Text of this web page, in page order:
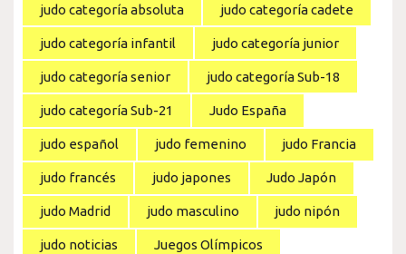
judo categoría absoluta judo categoría cadete
judo categoría infantil judo categoría junior
judo categoría senior judo categoría Sub-18
judo categoría Sub-21 Judo España
judo español judo femenino judo Francia
judo francés judo japones Judo Japón
judo Madrid judo masculino judo nipón
judo noticias Juegos Olímpicos